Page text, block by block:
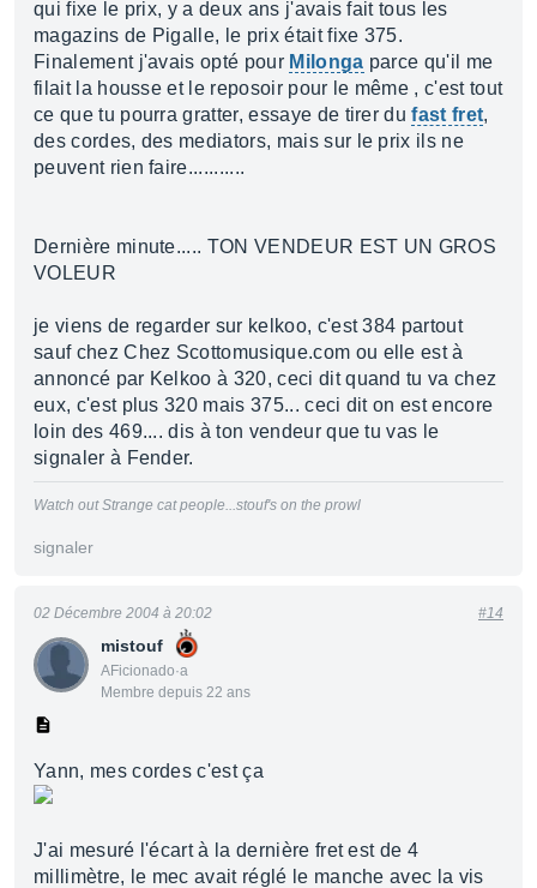
qui fixe le prix, y a deux ans j'avais fait tous les
magazins de Pigalle, le prix était fixe 375.
Finalement j'avais opté pour Milonga parce qu'il me
filait la housse et le reposoir pour le même , c'est tout
ce que tu pourra gratter, essaye de tirer dufast fret,
des cordes, des mediators, mais sur le prix ils ne
peuvent rien faire...........
Dernière minute..... TON VENDEUR EST UN GROS
VOLEUR
je viens de regarder sur kelkoo, c'est 384 partout
sauf chez Chez Scottomusique.com ou elle est à
annoncé par Kelkoo à 320, ceci dit quand tu va chez
eux, c'est plus 320 mais 375... ceci dit on est encore
loin des 469.... dis à ton vendeur que tu vas le
signaler à Fender.
Watch out Strange cat people...stouf's on the prowl
signaler
mistouf
AFicionado·a
Membre depuis 22 ans
02 Décembre 2004 à 20:02 #14
Yann, mes cordes c'est ça
J'ai mesuré l'écart à la dernière fret est de 4
millimètre, le mec avait réglé le manche avec la vis